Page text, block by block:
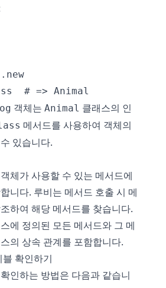
객체는 Animal 클래스의 인
메서드를 사용하여 객체의
있습니다.
체가 사용할 수 있는 메서드에
니다. 루비는 메서드 호출 시 메
하여 해당 메서드를 찾습니다.
에 정의된 모든 메서드와 그 메
의 상속 관계를 포함합니다.
확인하기
인하는 방법은 다음과 같습니